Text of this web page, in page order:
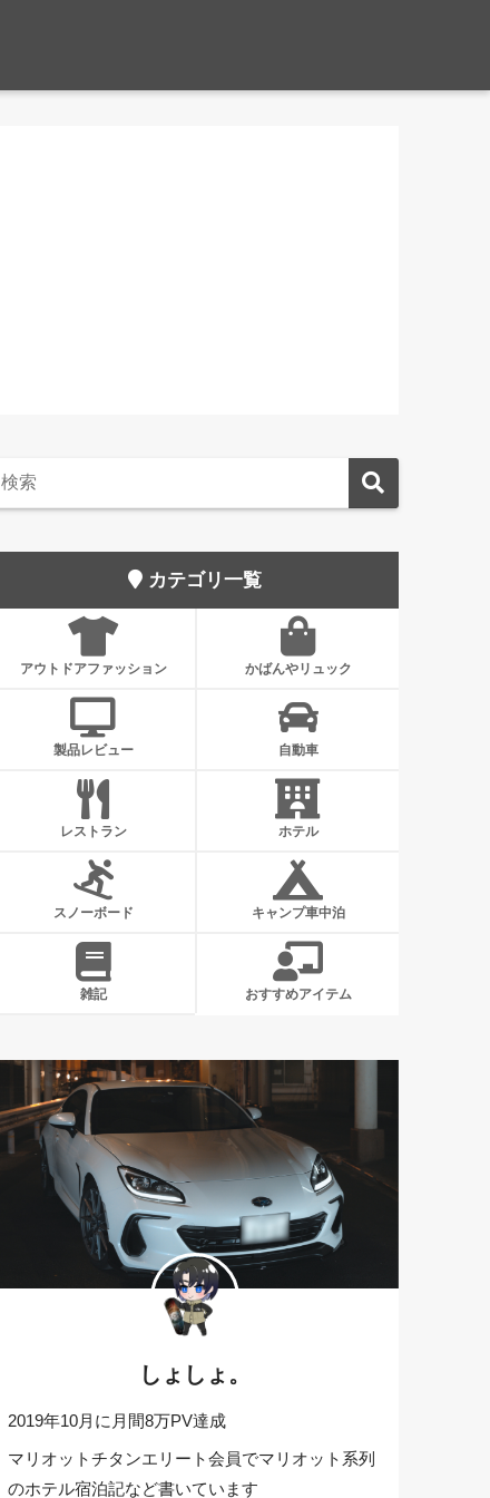
カテゴリ一覧
アウトドアファッション かばんやリュック
製品レビュー 自動車
レストラン ホテル
スノーボード キャンプ車中泊
雑記 おすすめアイテム
しょしょ。
2019年10月に月間8万PV達成
マリオットチタンエリート会員でマリオット系列
のホテル宿泊記など書いています